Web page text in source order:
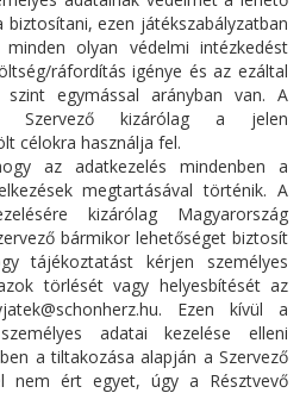
ezen játékszabályzatban
olyan védelmi intézkedést
ráfordítás igénye és az ezáltal
egymással arányban van. A
Szervező kizárólag a jelen
célokra használja fel.
az adatkezelés mindenben a
megtartásával történik. A
kizárólag Magyarország
bármikor lehetőséget biztosít
tájékoztatást kérjen személyes
törlését vagy helyesbítését az
Ezen kívül a
adatai kezelése elleni
a tiltakozása alapján a Szervező
nem ért egyet, úgy a Résztvevő